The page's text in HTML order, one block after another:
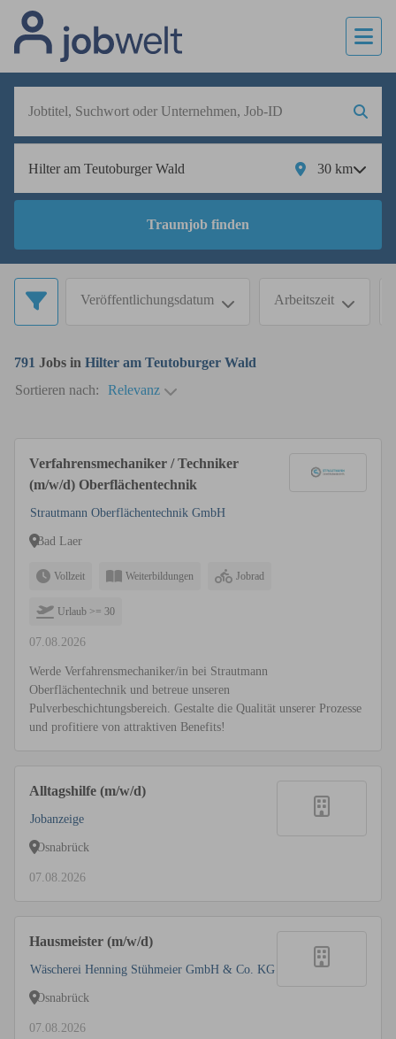
30 km
Traumjob finden
Veröffentlichungsdatum Arbeitszeit
791 Jobs in Hilter am Teutoburger Wald
Sortieren nach:
Relevanz
Verfahrensmechaniker / Techniker
(m/w/d) Oberflächentechnik
Strautmann Oberflächentechnik GmbH
Bad Laer
Vollzeit Weiterbildungen Jobrad
Urlaub >= 30
07.08.2026
Werde Verfahrensmechaniker/in bei Strautmann
Oberflächentechnik und betreue unseren
Pulverbeschichtungsbereich. Gestalte die Qualität unserer Prozesse
und profitiere von attraktiven Benefits!
Alltagshilfe (m/w/d)
Jobanzeige
Osnabrück
07.08.2026
Hausmeister (m/w/d)
Wäscherei Henning Stühmeier GmbH & Co. KG
Osnabrück
07.08.2026